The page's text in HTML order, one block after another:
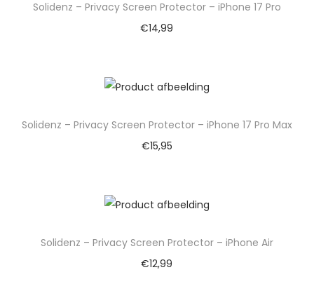
Solidenz – Privacy Screen Protector – iPhone 17 Pro
€14,99
Solidenz – Privacy Screen Protector – iPhone 17 Pro Max
€15,95
Solidenz – Privacy Screen Protector – iPhone Air
€12,99